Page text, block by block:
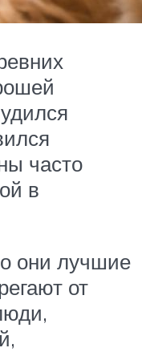
часто
в
они лучшие
от